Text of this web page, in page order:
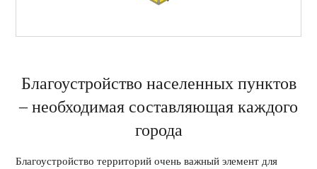
Благоустройство населенных пунктов
– необходимая составляющая каждого
города
Благоустройство территорий очень важный элемент для